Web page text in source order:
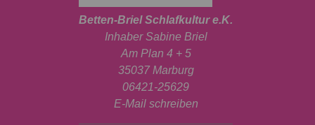
Betten-Briel Schlafkultur e.K.
Inhaber Sabine Briel
Am Plan 4 + 5
35037 Marburg
06421-25629
E-Mail schreiben